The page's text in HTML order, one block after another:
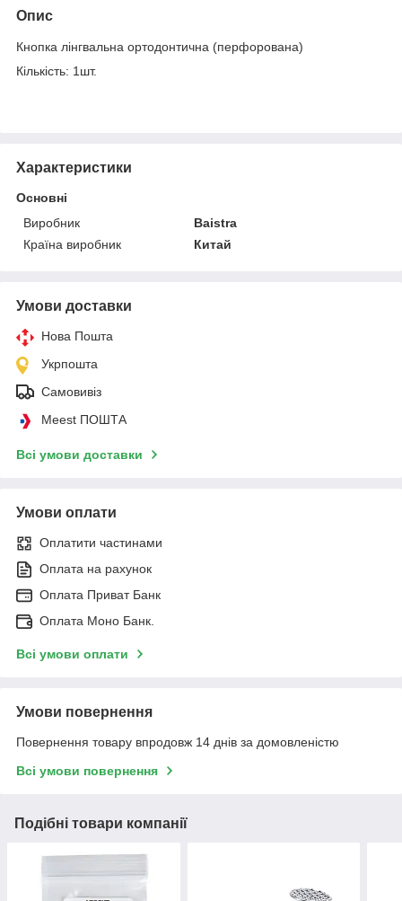
Опис
Кнопка лінгвальна ортодонтична (перфорована)
Кількість: 1шт.
Характеристики
Основні
Виробник
Baistra
Країна виробник
Китай
Умови доставки
Нова Пошта
Укрпошта
Самовивіз
Meest ПОШТА
Всі умови доставки
Умови оплати
Оплатити частинами
Оплата на рахунок
Оплата Приват Банк
Оплата Моно Банк.
Всі умови оплати
Умови повернення
Повернення товару впродовж 14 днів за домовленістю
Всі умови повернення
Подібні товари компанії